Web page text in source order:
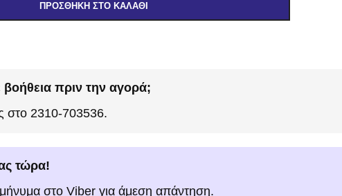
ΠΡΟΣΘΉΚΗ ΣΤΟ ΚΑΛΆΘΙ
βοήθεια πριν την αγορά;
στο 2310-703536.
τώρα!
μήνυμα στο Viber για άμεση απάντηση.